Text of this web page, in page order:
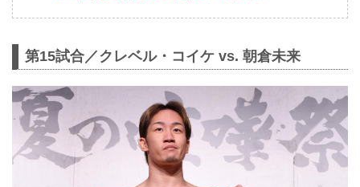
第15試合／クレベル・コイケ vs. 朝倉未来